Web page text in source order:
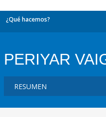
¿Qué hacemos?
PERIYAR